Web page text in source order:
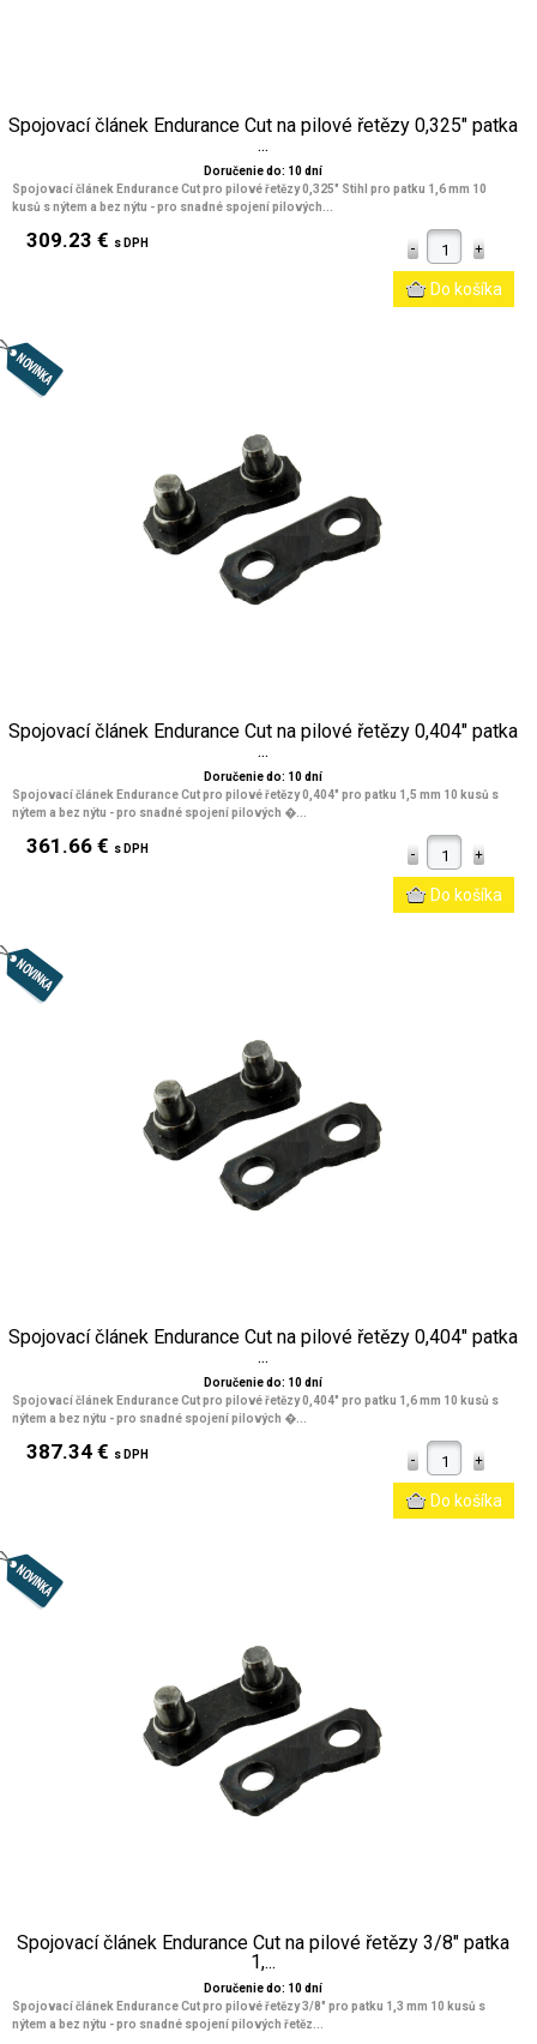
Spojovací článek Endurance Cut na pilové řetězy 0,325" patka
...
Doručenie do: 10 dní
Spojovací článek Endurance Cut pro pilové řetězy 0,325" Stihl pro patku 1,6 mm 10
kusů s nýtem a bez nýtu - pro snadné spojení pilových...
309.23 € s DPH
Spojovací článek Endurance Cut na pilové řetězy 0,404" patka
...
Doručenie do: 10 dní
Spojovací článek Endurance Cut pro pilové řetězy 0,404" pro patku 1,5 mm 10 kusů s
nýtem a bez nýtu - pro snadné spojení pilových �...
361.66 € s DPH
Spojovací článek Endurance Cut na pilové řetězy 0,404" patka
...
Doručenie do: 10 dní
Spojovací článek Endurance Cut pro pilové řetězy 0,404" pro patku 1,6 mm 10 kusů s
nýtem a bez nýtu - pro snadné spojení pilových �...
387.34 € s DPH
Spojovací článek Endurance Cut na pilové řetězy 3/8" patka
1,...
Doručenie do: 10 dní
Spojovací článek Endurance Cut pro pilové řetězy 3/8" pro patku 1,3 mm 10 kusů s
nýtem a bez nýtu - pro snadné spojení pilových řetěz...